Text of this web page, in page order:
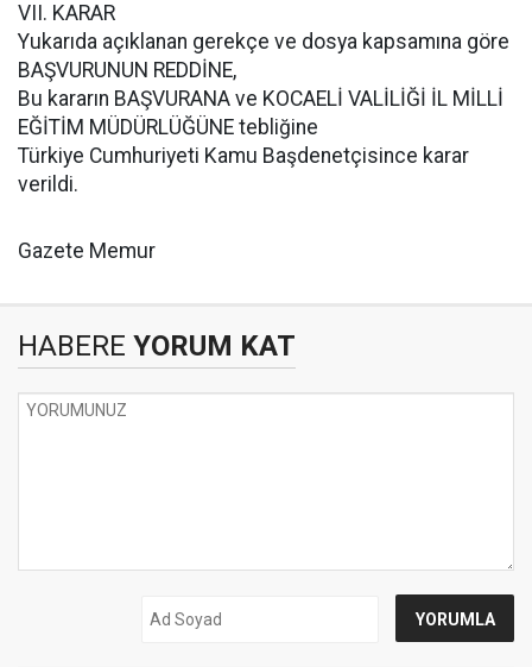
VII. KARAR
Yukarıda açıklanan gerekçe ve dosya kapsamına göre
BAŞVURUNUN REDDİNE,
Bu kararın BAŞVURANA ve KOCAELİ VALİLİĞİ İL MİLLİ
EĞİTİM MÜDÜRLÜĞÜNE tebliğine
Türkiye Cumhuriyeti Kamu Başdenetçisince karar
verildi.
Gazete Memur
HABERE YORUM KAT